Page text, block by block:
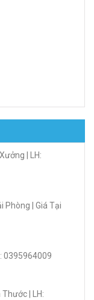
| LH:
Phòng | Giá Tại
0395964009
| LH: